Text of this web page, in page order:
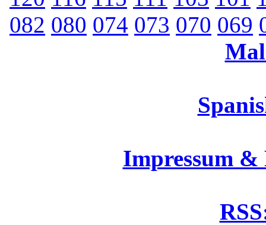
082 080 074 073 070 069
Impressum